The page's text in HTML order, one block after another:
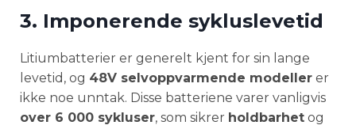
3. Imponerende sykluslevetid
Litiumbatterier er generelt kjent for sin lange
levetid, og 48V selvoppvarmende modeller er
ikke noe unntak. Disse batteriene varer vanligvis
over 6 000 sykluser, som sikrer holdbarhet og